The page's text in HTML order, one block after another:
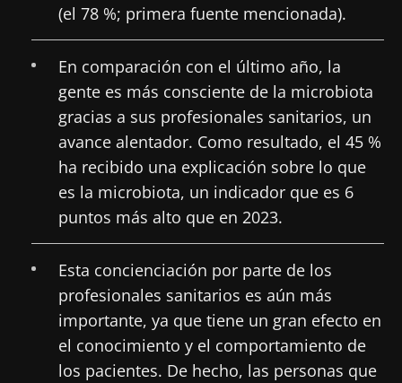
(el 78 %; primera fuente mencionada).
En comparación con el último año, la
gente es más consciente de la microbiota
gracias a sus profesionales sanitarios, un
avance alentador. Como resultado, el 45 %
ha recibido una explicación sobre lo que
es la microbiota, un indicador que es 6
puntos más alto que en 2023.
Esta concienciación por parte de los
profesionales sanitarios es aún más
importante, ya que tiene un gran efecto en
el conocimiento y el comportamiento de
los pacientes. De hecho, las personas que